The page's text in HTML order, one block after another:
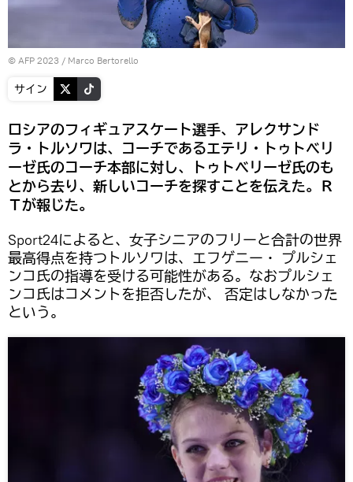
© AFP 2023 / Marco Bertorello
サイン
ロシアのフィギュアスケート選手、アレクサンド
ラ・トルソワは、コーチであるエテリ・トゥトベリ
ーゼ氏のコーチ本部に対し、トゥトベリーゼ氏のも
とから去り、新しいコーチを探すことを伝えた。Ｒ
Ｔが報じた。
Sport24によると、女子シニアのフリーと合計の世界
最高得点を持つトルソワは、エフゲニー・ プルシェ
ンコ氏の指導を受ける可能性がある。なおプルシェ
ンコ氏はコメントを拒否したが、 否定はしなかった
という。